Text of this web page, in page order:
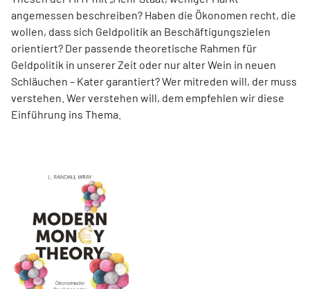
angemessen beschreiben? Haben die Ökonomen recht, die
wollen, dass sich Geldpolitik an Beschäftigungszielen
orientiert? Der passende theoretische Rahmen für
Geldpolitik in unserer Zeit oder nur alter Wein in neuen
Schläuchen – Kater garantiert? Wer mitreden will, der muss
verstehen. Wer verstehen will, dem empfehlen wir diese
Einführung ins Thema.